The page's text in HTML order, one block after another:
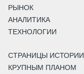
РЫНОК
АНАЛИТИКА
ТЕХНОЛОГИИ
СТРАНИЦЫ ИСТОРИИ
КРУПНЫМ ПЛАНОМ